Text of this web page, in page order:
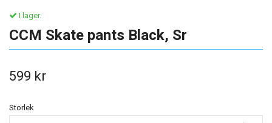
I lager.
CCM Skate pants Black, Sr
599 kr
Storlek